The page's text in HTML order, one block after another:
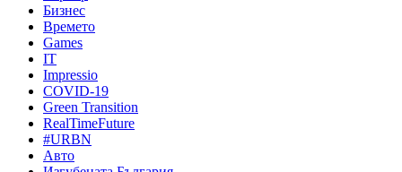
Бизнес
Времето
Games
IT
Impressio
COVID-19
Green Transition
RealTimeFuture
#URBN
Авто